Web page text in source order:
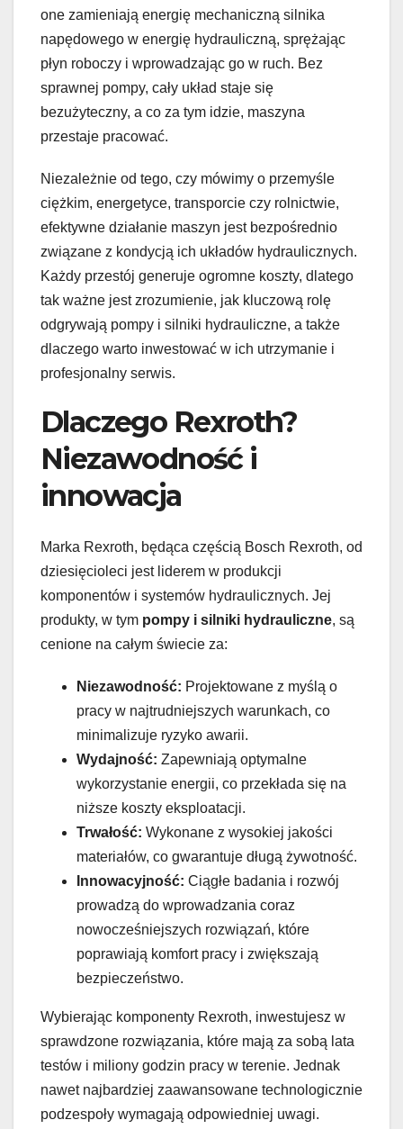
one zamieniają energię mechaniczną silnika
napędowego w energię hydrauliczną, sprężając
płyn roboczy i wprowadzając go w ruch. Bez
sprawnej pompy, cały układ staje się
bezużyteczny, a co za tym idzie, maszyna
przestaje pracować.
Niezależnie od tego, czy mówimy o przemyśle
ciężkim, energetyce, transporcie czy rolnictwie,
efektywne działanie maszyn jest bezpośrednio
związane z kondycją ich układów hydraulicznych.
Każdy przestój generuje ogromne koszty, dlatego
tak ważne jest zrozumienie, jak kluczową rolę
odgrywają pompy i silniki hydrauliczne, a także
dlaczego warto inwestować w ich utrzymanie i
profesjonalny serwis.
Dlaczego Rexroth?
Niezawodność i
innowacja
Marka Rexroth, będąca częścią Bosch Rexroth, od
dziesięcioleci jest liderem w produkcji
komponentów i systemów hydraulicznych. Jej
produkty, w tym pompy i silniki hydrauliczne, są
cenione na całym świecie za:
Niezawodność: Projektowane z myślą o
pracy w najtrudniejszych warunkach, co
minimalizuje ryzyko awarii.
Wydajność: Zapewniają optymalne
wykorzystanie energii, co przekłada się na
niższe koszty eksploatacji.
Trwałość: Wykonane z wysokiej jakości
materiałów, co gwarantuje długą żywotność.
Innowacyjność: Ciągłe badania i rozwój
prowadzą do wprowadzania coraz
nowocześniejszych rozwiązań, które
poprawiają komfort pracy i zwiększają
bezpieczeństwo.
Wybierając komponenty Rexroth, inwestujesz w
sprawdzone rozwiązania, które mają za sobą lata
testów i miliony godzin pracy w terenie. Jednak
nawet najbardziej zaawansowane technologicznie
podzespoły wymagają odpowiedniej uwagi.